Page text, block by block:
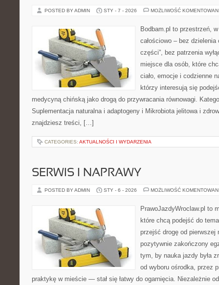
POSTED BY ADMIN STY - 7 - 2026 MOŻLIWOŚĆ
Bodbam.pl to przestrzeń,
całościowo – bez dzielenia
części”, bez patrzenia
miejsce dla osób, które
ciało, emocje i codzienne
którzy interesują się
medycyną chińską jako drogą do przywracania równowagi.
Suplementacja naturalna i adaptogeny i Mikrobiota jelitowa i
znajdziesz treści, […]
CATEGORIES: AKTUALNOŚCI I WYDARZENIA
SERWIS I NAPRAWY
POSTED BY ADMIN STY - 6 - 2026 MOŻLIWOŚĆ
PrawoJazdyWroclaw.pl to
które chcą podejść do
przejść drogę od pierwszej
pozytywnie zakończony
tym, by nauka jazdy była
od wyboru ośrodka, przez
praktykę w mieście — stał się łatwy do ogarnięcia. Niezależnie